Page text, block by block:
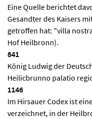
Eine Quelle berichtet
Gesandter des Kaisers
getroffen hat: "villa
Hof Heilbronn).
841
König Ludwig der
Heilicbrunno palatio
1146
Im Hirsauer Codex ist
verzeichnet, in der